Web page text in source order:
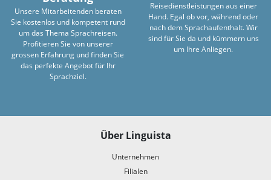
Unsere Mitarbeitenden beraten
Sie kostenlos und kompetent rund
um das Thema Sprachreisen.
Profitieren Sie von unserer
grossen Erfahrung und finden Sie
das perfekte Angebot für Ihr
Sprachziel.
Reisedienstleistungen aus einer
Hand. Egal ob vor, während oder
nach dem Sprachaufenthalt. Wir
sind für Sie da und kümmern uns
um Ihre Anliegen.
Über Linguista
Unternehmen
Filialen